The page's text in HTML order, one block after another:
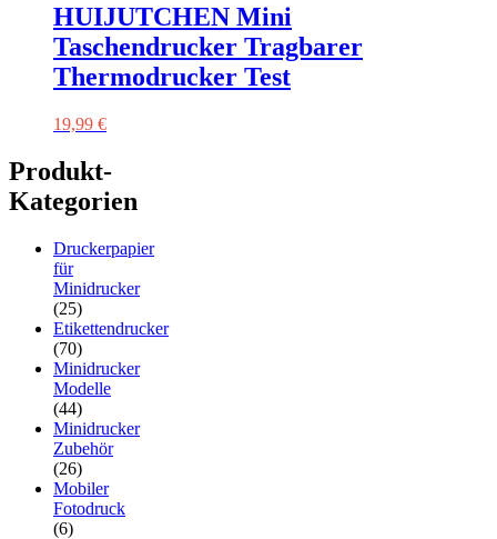
HUIJUTCHEN Mini
Taschendrucker Tragbarer
Thermodrucker Test
19,99 €
Produkt-
Kategorien
Druckerpapier
für
Minidrucker
(25)
Etikettendrucker
(70)
Minidrucker
Modelle
(44)
Minidrucker
Zubehör
(26)
Mobiler
Fotodruck
(6)